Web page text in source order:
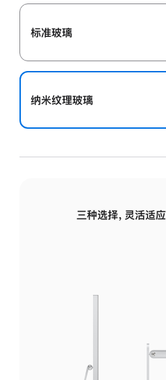
标准玻璃
纳米纹理玻璃
三种选择，灵活适